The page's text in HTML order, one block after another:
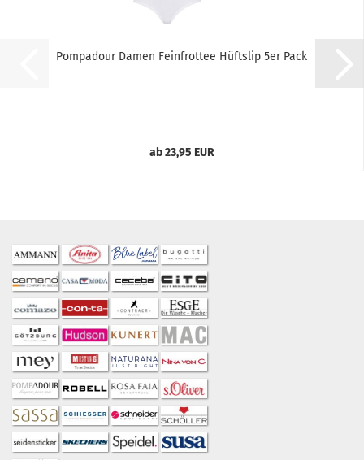
Pompadour Damen Feinfrottee Hüftslip 5er Pack
ab 23,95 EUR